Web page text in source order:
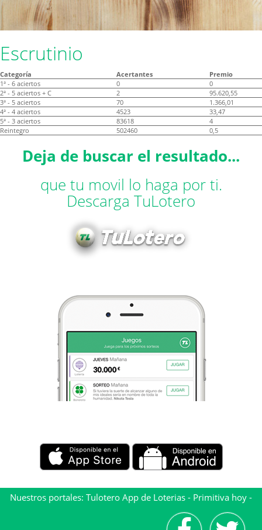
Escrutinio
Categoría Acertantes
Premio
1ª - 6 aciertos
0
0
2ª - 5 aciertos + C
2
95.620,55
3ª - 5 aciertos
70
1.366,01
4ª - 4 aciertos
4523
33,47
5ª - 3 aciertos
83618
4
Reintegro
502460 0,5
Deja de buscar el resultado...
que tu movil lo haga por ti.
Descarga TuLotero
Nuestros portales: Tulotero App de Loterias - Primitiva hoy -